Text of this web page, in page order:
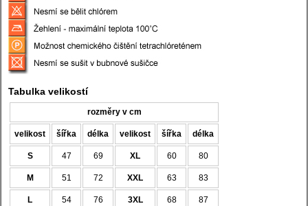
Tabulka velikostí
rozměry v cm
velikost šířka délka velikost šířka délka
S 47 69 XL 60 80
M 51 72 XXL 63 83
L 54 76 3XL 68 87